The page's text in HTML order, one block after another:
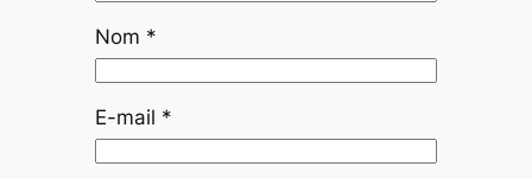
Nom *
E-mail *